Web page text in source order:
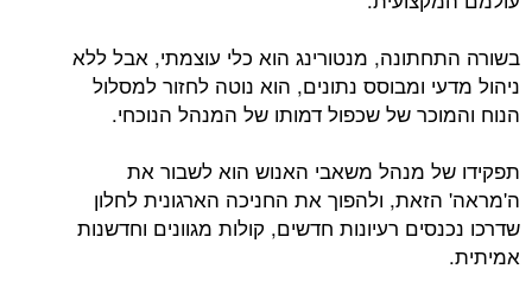
בשורה התחתונה, מנטורינג הוא כלי עוצמתי, אבל ללא
ניהול מדעי ומבוסס נתונים, הוא נוטה לחזור למסלול
הנוח והמוכר של שכפול דמותו של המנהל הנוכחי.
תפקידו של מנהל משאבי האנוש הוא לשבור את
ה'מראה' הזאת, ולהפוך את החניכה הארגונית לחלון
שדרכו נכנסים רעיונות חדשים, קולות מגוונים וחדשנות
אמיתית.